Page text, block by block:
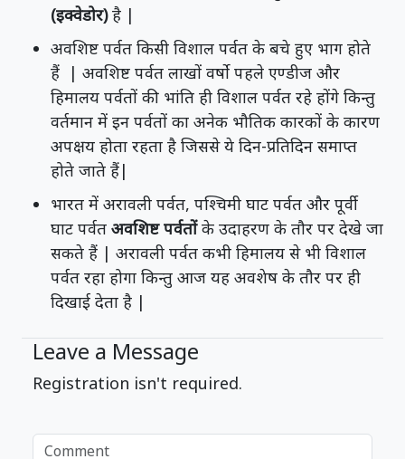
(इक्वेडोर)है |
अवशिष्ट पर्वत किसी विशाल पर्वत के बचे हुए भाग होते
हैं | अवशिष्ट पर्वत लाखों वर्षो पहले एण्डीज और
हिमालय पर्वतों की भांति ही विशाल पर्वत रहे होंगे किन्तु
वर्तमान में इन पर्वतों का अनेक भौतिक कारकों के कारण
अपक्षय होता रहता है जिससे ये दिन-प्रतिदिन समाप्त
होते जाते हैं|
भारत में अरावली पर्वत, पश्चिमी घाट पर्वत और पूर्वी
घाट पर्वत अवशिष्ट पर्वतोंके उदाहरण के तौर पर देखे जा
सकते हैं | अरावली पर्वत कभी हिमालय से भी विशाल
पर्वत रहा होगा किन्तु आज यह अवशेष के तौर पर ही
दिखाई देता है |
Leave a Message
Registration isn't required.